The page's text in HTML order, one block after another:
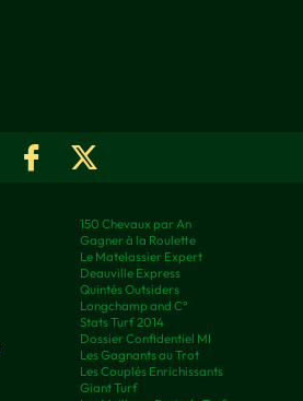
150 Chevaux par An
Gagner à la Roulette
Le Matelassier Expert
Deauville Express
Quintés Outsiders
Longchamp and C°
Stats Turf 2014
Dossier Confidentiel MI
Les Gagnants au Trot
Les Couplés Enrichissants
Giant Turf